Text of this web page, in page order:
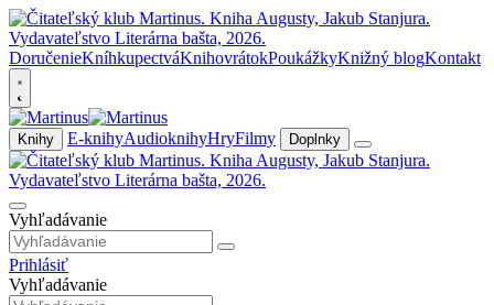
DoručenieKníhkupectváKnihovrátokPoukážkyKnižný blogKontakt
Knihy E-knihyAudioknihyHryFilmy Doplnky
Vyhľadávanie
Prihlásiť
Vyhľadávanie